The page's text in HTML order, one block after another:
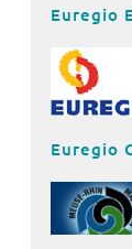
Euregio
Euregio